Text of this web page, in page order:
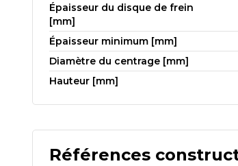
Épaisseur du disque de frein
[mm]
Épaisseur minimum [mm]
Diamètre du centrage [mm]
Hauteur [mm]
Références